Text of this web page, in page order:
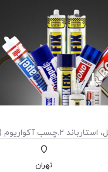
انواع چسب های صنعتی و
تهران